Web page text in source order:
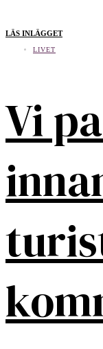
LÄS INLÄGGET
LIVET
Vi